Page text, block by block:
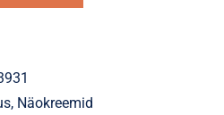
, Näokreemid